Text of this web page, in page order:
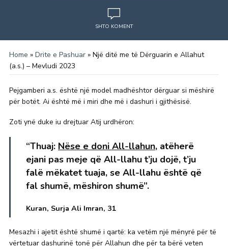
SHTO KOMENT
Home » Drite e Pashuar » Një ditë me të Dërguarin e Allahut
(a.s.) – Mevludi 2023
Pejgamberi a.s. është një model madhështor dërguar si mëshirë
për botët. Ai është më i miri dhe më i dashuri i gjithësisë.
Zoti ynë duke iu drejtuar Atij urdhëron:
“Thuaj: Nëse e doni All-llahun, atëherë
ejani pas meje që All-llahu t’ju dojë, t’ju
falë mëkatet tuaja, se All-llahu është që
fal shumë, mëshiron shumë”.
Kuran, Surja Ali Imran, 31
Mesazhi i ajetit është shumë i qartë: ka vetëm një mënyrë për të
vërtetuar dashurinë tonë për Allahun dhe për ta bërë veten